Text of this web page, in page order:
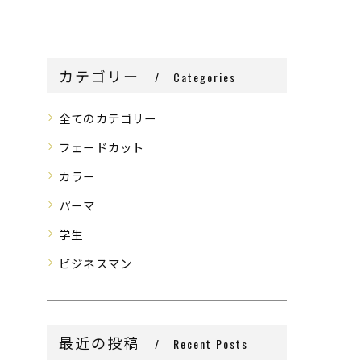
カテゴリー Categories
全てのカテゴリー
フェードカット
カラー
パーマ
学生
ビジネスマン
最近の投稿 Recent Posts